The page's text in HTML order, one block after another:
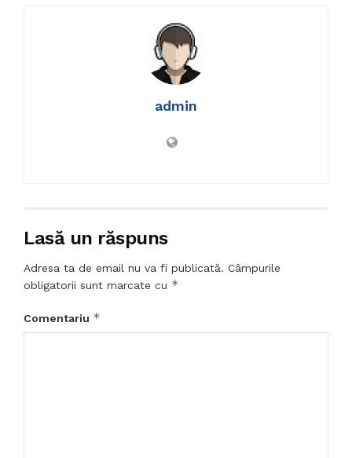
admin
Lasă un răspuns
Adresa ta de email nu va fi publicată. Câmpurile
obligatorii sunt marcate cu *
Comentariu *